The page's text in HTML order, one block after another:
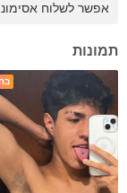
אפשר לשלוח
תמונות